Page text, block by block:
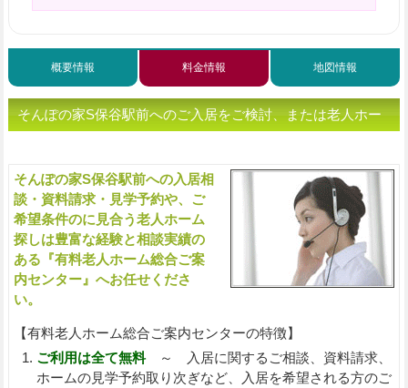
概要情報 料金情報 地図情報
そんぽの家S保谷駅前へのご入居をご検討、または老人ホー
そんぽの家S保谷駅前への入居相
談・資料請求・見学予約や、ご
希望条件のに見合う老人ホーム
探しは豊富な経験と相談実績の
ある『有料老人ホーム総合ご案
内センター』へお任せくださ
い。
【有料老人ホーム総合ご案内センターの特徴】
ご利用は全て無料～ 入居に関するご相談、資料請求、
ホームの見学予約取り次ぎなど、入居を希望される方のご